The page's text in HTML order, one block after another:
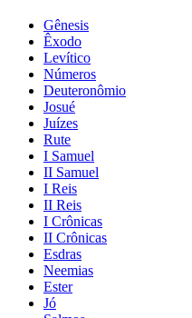
Gênesis
Êxodo
Levítico
Números
Deuteronômio
Josué
Juízes
Rute
I Samuel
II Samuel
I Reis
II Reis
I Crônicas
II Crônicas
Esdras
Neemias
Ester
Jó